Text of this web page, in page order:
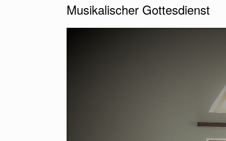
Musikalischer Gottesdienst